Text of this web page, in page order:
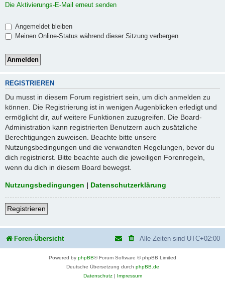
Die Aktivierungs-E-Mail erneut senden
Angemeldet bleiben
Meinen Online-Status während dieser Sitzung verbergen
REGISTRIEREN
Du musst in diesem Forum registriert sein, um dich anmelden zu
können. Die Registrierung ist in wenigen Augenblicken erledigt und
ermöglicht dir, auf weitere Funktionen zuzugreifen. Die Board-
Administration kann registrierten Benutzern auch zusätzliche
Berechtigungen zuweisen. Beachte bitte unsere
Nutzungsbedingungen und die verwandten Regelungen, bevor du
dich registrierst. Bitte beachte auch die jeweiligen Forenregeln,
wenn du dich in diesem Board bewegst.
Nutzungsbedingungen | Datenschutzerklärung
Registrieren
Foren-Übersicht Alle Zeiten sind UTC+02:00
Powered by phpBB® Forum Software © phpBB Limited
Deutsche Übersetzung durch phpBB.de
Datenschutz| Impressum